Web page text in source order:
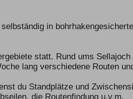
in
statt. Rund ums
lang verschiedene Routen
du Standplätze und
die Routenfindung u.v.m.